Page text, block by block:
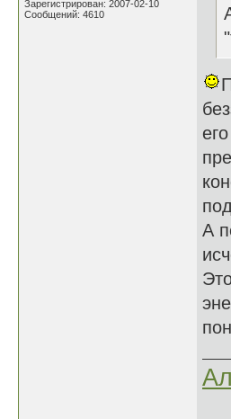
Зарегистрирован: 2007-02-10
Сообщений: 4610
А